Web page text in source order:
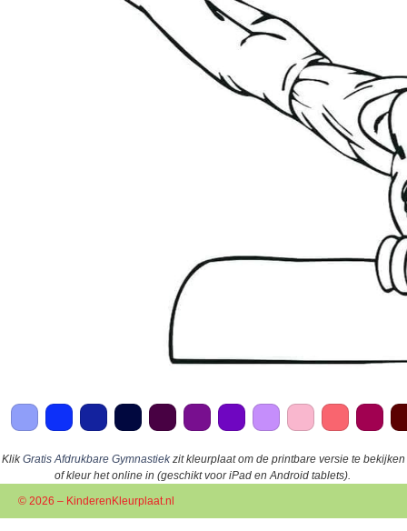
KlikGratis Afdrukbare Gymnastiekzit kleurplaat om de printbare versie te bekijken
of kleur het online in (geschikt voor iPad en Android tablets).
© 2026 – KinderenKleurplaat.nl